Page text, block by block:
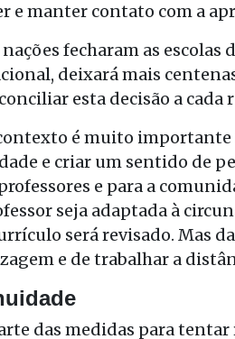
e manter contato com a
nações fecharam as
deixará mais
esta decisão a cada
é muito
e criar um sentido de
e para a
seja adaptada à
será revisado. Mas
e de trabalhar a
das medidas para